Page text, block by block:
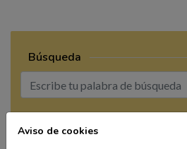
Búsqueda
Aviso de cookies